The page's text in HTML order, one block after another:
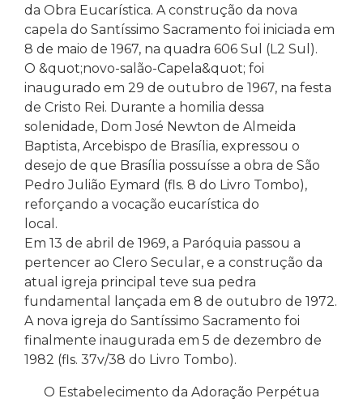
da Obra Eucarística. A construção da nova
capela do Santíssimo Sacramento foi iniciada em
8 de maio de 1967, na quadra 606 Sul (L2 Sul).
O &quot;novo-salão-Capela&quot; foi
inaugurado em 29 de outubro de 1967, na festa
de Cristo Rei. Durante a homilia dessa
solenidade, Dom José Newton de Almeida
Baptista, Arcebispo de Brasília, expressou o
desejo de que Brasília possuísse a obra de São
Pedro Julião Eymard (fls. 8 do Livro Tombo),
reforçando a vocação eucarística do
local.
Em 13 de abril de 1969, a Paróquia passou a
pertencer ao Clero Secular, e a construção da
atual igreja principal teve sua pedra
fundamental lançada em 8 de outubro de 1972.
A nova igreja do Santíssimo Sacramento foi
finalmente inaugurada em 5 de dezembro de
1982 (fls. 37v/38 do Livro Tombo).
O Estabelecimento da Adoração Perpétua